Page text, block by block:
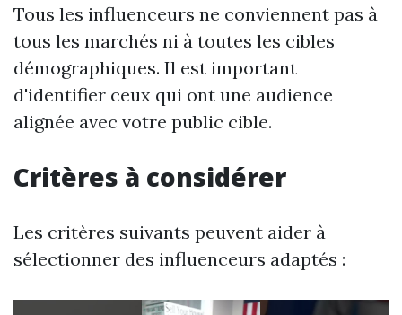
Tous les influenceurs ne conviennent pas à
tous les marchés ni à toutes les cibles
démographiques. Il est important
d'identifier ceux qui ont une audience
alignée avec votre public cible.
Critères à considérer
Les critères suivants peuvent aider à
sélectionner des influenceurs adaptés :